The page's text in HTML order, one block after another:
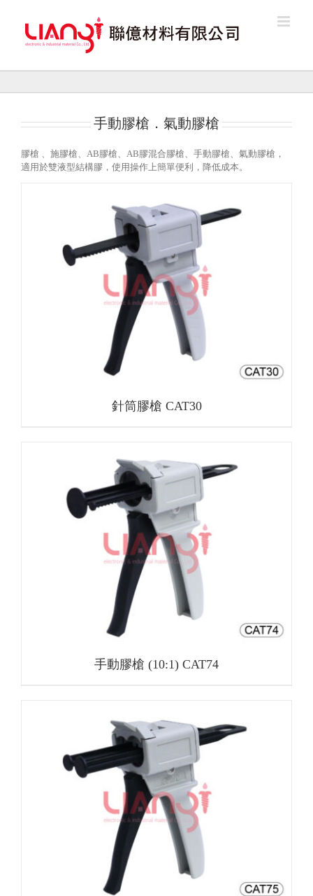
content
手動膠槍．氣動膠槍
膠槍 、施膠槍、AB膠槍、AB膠混合膠槍、手動膠槍、氣動膠槍，
適用於雙液型結構膠，使用操作上簡單便利，降低成本。
針筒膠槍 CAT30
手動膠槍 (10:1) CAT74